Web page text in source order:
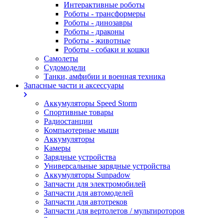
Интерактивные роботы
Роботы - трансформеры
Роботы - динозавры
Роботы - драконы
Роботы - животные
Роботы - собаки и кошки
Самолеты
Судомодели
Танки, амфибии и военная техника
Запасные части и аксессуары
Аккумуляторы Speed Storm
Спортивные товары
Радиостанции
Компьютерные мыши
Аккумуляторы
Камеры
Зарядные устройства
Универсальные зарядные устройства
Аккумуляторы Sunpadow
Запчасти для электромобилей
Запчасти для автомоделей
Запчасти для автотреков
Запчасти для вертолетов / мультироторов